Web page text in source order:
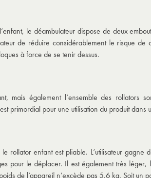
le déambulateur dispose de deux
de réduire considérablement le risque
à force de se tenir dessus.
, mais également l’ensemble des rollators
primordial pour une utilisation du produit dans
rollator enfant est pliable. L’utilisateur
pour le déplacer. Il est également très
de l’appareil n’excède pas 5,6 kg. Soit un